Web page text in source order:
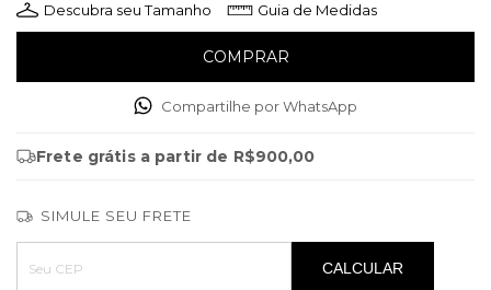
Descubra seu Tamanho Guia de Medidas
Compartilhe por WhatsApp
Frete grátis a partir de R$900,00
SIMULE SEU FRETE
Entregas para o CEP:
ALTERAR CEP
CALCULAR